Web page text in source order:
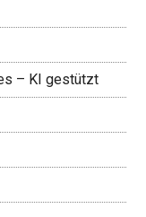
– KI gestützt